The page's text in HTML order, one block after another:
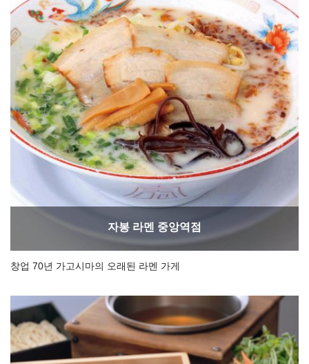
자봉 라멘 중앙역점
창업 70년 가고시마의 오래된 라멘 가게